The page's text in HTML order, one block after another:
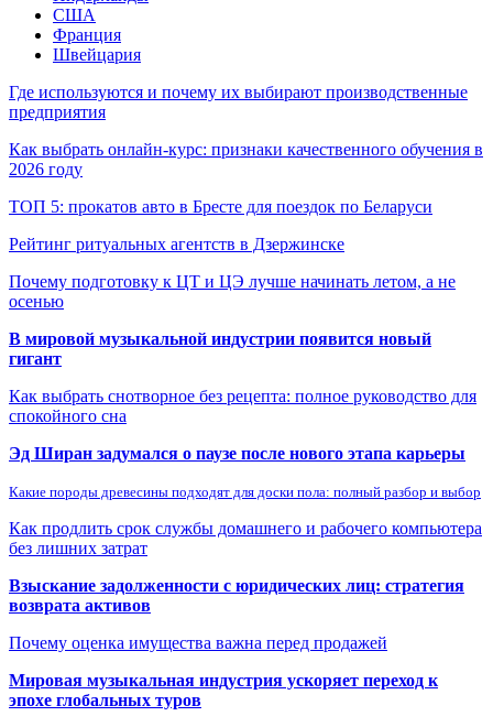
США
Франция
Швейцария
Где используются и почему их выбирают производственные
предприятия
Как выбрать онлайн-курс: признаки качественного обучения в
2026 году
ТОП 5: прокатов авто в Бресте для поездок по Беларуси
Рейтинг ритуальных агентств в Дзержинске
Почему подготовку к ЦТ и ЦЭ лучше начинать летом, а не
осенью
В мировой музыкальной индустрии появится новый
гигант
Как выбрать снотворное без рецепта: полное руководство для
спокойного сна
Эд Ширан задумался о паузе после нового этапа карьеры
Какие породы древесины подходят для доски пола: полный разбор и выбор
Как продлить срок службы домашнего и рабочего компьютера
без лишних затрат
Взыскание задолженности с юридических лиц: стратегия
возврата активов
Почему оценка имущества важна перед продажей
Мировая музыкальная индустрия ускоряет переход к
эпохе глобальных туров